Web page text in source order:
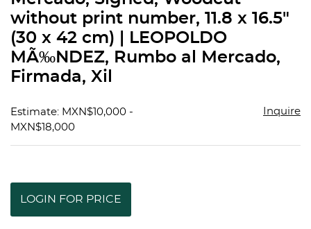
without print number, 11.8 x 16.5"
(30 x 42 cm) | LEOPOLDO
MÃ‰NDEZ, Rumbo al Mercado,
Firmada, Xil
Estimate: MXN$10,000 -
MXN$18,000
Inquire
LOGIN FOR PRICE